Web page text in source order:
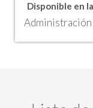
Disponible en la
Administración